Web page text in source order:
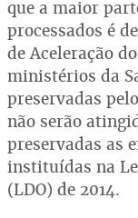
que a maior
processados é
de Aceleração
ministérios da
preservadas
não serão
preservadas as
instituídas na
(LDO) de 2014.